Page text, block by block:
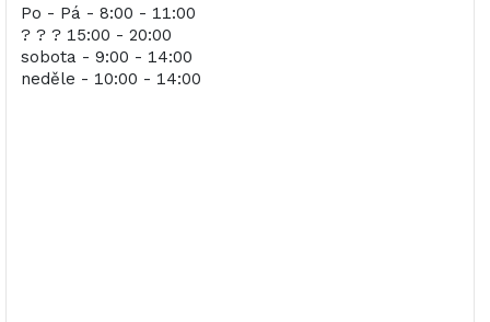
Po - Pá - 8:00 - 11:00
? ? ? 15:00 - 20:00
sobota - 9:00 - 14:00
neděle - 10:00 - 14:00